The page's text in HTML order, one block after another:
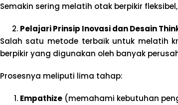
Semakin sering melatih otak berpikir
Pelajari Prinsip Inovasi dan Desain
Salah satu metode terbaik untuk melatih
berpikir yang digunakan oleh banyak
Prosesnya meliputi lima tahap:
Empathize(memahami kebutuhan